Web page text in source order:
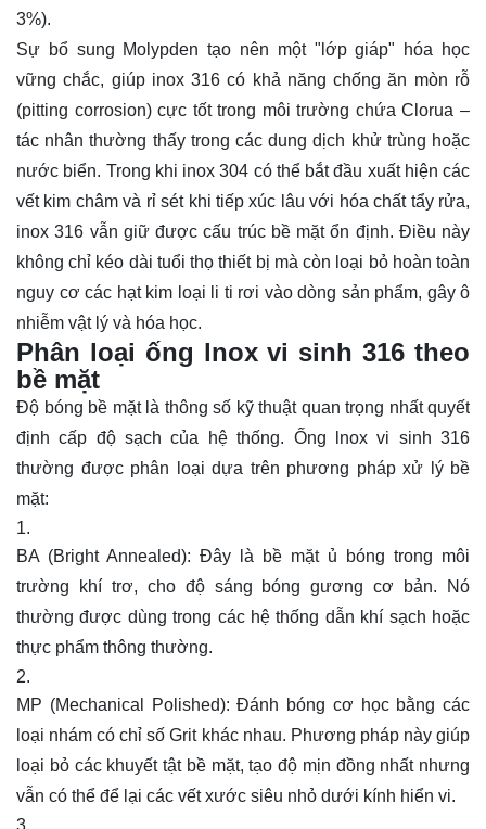
3%).
Sự bổ sung Molypden tạo nên một "lớp giáp" hóa học
vững chắc, giúp inox 316 có khả năng chống ăn mòn rỗ
(pitting corrosion) cực tốt trong môi trường chứa Clorua –
tác nhân thường thấy trong các dung dịch khử trùng hoặc
nước biển. Trong khi inox 304 có thể bắt đầu xuất hiện các
vết kim châm và rỉ sét khi tiếp xúc lâu với hóa chất tẩy rửa,
inox 316 vẫn giữ được cấu trúc bề mặt ổn định. Điều này
không chỉ kéo dài tuổi thọ thiết bị mà còn loại bỏ hoàn toàn
nguy cơ các hạt kim loại li ti rơi vào dòng sản phẩm, gây ô
nhiễm vật lý và hóa học.
Phân loại ống lnox vi sinh 316 theo
bề mặt
Độ bóng bề mặt là thông số kỹ thuật quan trọng nhất quyết
định cấp độ sạch của hệ thống. Ống lnox vi sinh 316
thường được phân loại dựa trên phương pháp xử lý bề
mặt:
BA (Bright Annealed): Đây là bề mặt ủ bóng trong môi
trường khí trơ, cho độ sáng bóng gương cơ bản. Nó
thường được dùng trong các hệ thống dẫn khí sạch hoặc
thực phẩm thông thường.
MP (Mechanical Polished): Đánh bóng cơ học bằng các
loại nhám có chỉ số Grit khác nhau. Phương pháp này giúp
loại bỏ các khuyết tật bề mặt, tạo độ mịn đồng nhất nhưng
vẫn có thể để lại các vết xước siêu nhỏ dưới kính hiển vi.